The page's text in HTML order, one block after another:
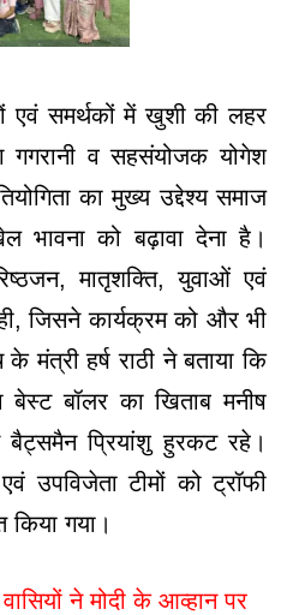
एवं समर्थकों में खुशी की लहर
व सहसंयोजक योगेश
का मुख्य उद्देश्य समाज
भावना को बढ़ावा देना है।
मातृशक्ति, युवाओं एवं
जिसने कार्यक्रम को और भी
मंत्री हर्ष राठी ने बताया कि
बेस्ट बॉलर का खिताब मनीष
बैट्समैन प्रियांशु हुरकट रहे।
उपविजेता टीमों को ट्रॉफी
गया।
ने मोदी के आव्हान पर